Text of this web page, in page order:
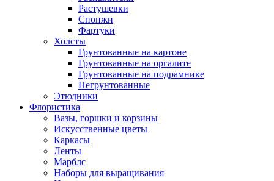
Растушевки
Спонжи
Фартуки
Холсты
Грунтованные на картоне
Грунтованные на оргалите
Грунтованные на подрамнике
Негрунтованные
Этюдники
Флористика
Вазы, горшки и корзины
Искусственные цветы
Каркасы
Ленты
Марблс
Наборы для выращивания